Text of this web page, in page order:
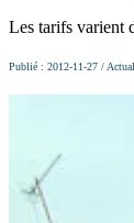
Les tarifs varient
Publié : 2012-11-27 /